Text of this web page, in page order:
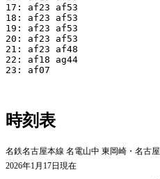
17: af23 af53
18: af23 af53
19: af23 af53
20: af23 af53
21: af23 af48
22: af18 ag44
23: af07
時刻表
名鉄名古屋本線 名電山中 東岡崎・名古屋
2026年1月17日現在